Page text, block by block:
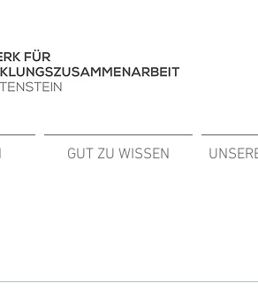
GUT ZU WISSEN